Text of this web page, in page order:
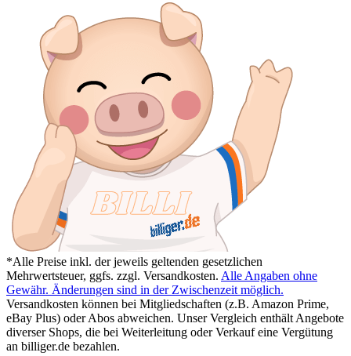
*Alle Preise inkl. der jeweils geltenden gesetzlichen
Mehrwertsteuer, ggfs. zzgl. Versandkosten. Alle Angaben ohne
Gewähr. Änderungen sind in der Zwischenzeit möglich.
Versandkosten können bei Mitgliedschaften (z.B. Amazon Prime,
eBay Plus) oder Abos abweichen. Unser Vergleich enthält Angebote
diverser Shops, die bei Weiterleitung oder Verkauf eine Vergütung
an billiger.de bezahlen.